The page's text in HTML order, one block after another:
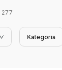
277
Kategoria